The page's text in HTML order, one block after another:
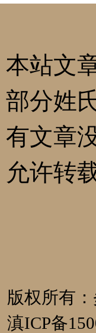
本站文
部分姓
有文章
允许转
版权所有
滇ICP备